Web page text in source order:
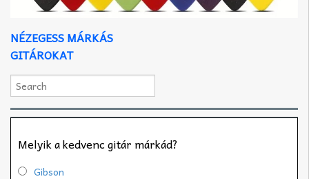
NÉZEGESS MÁRKÁS
GITÁROKAT
Melyik a kedvenc gitár márkád?
Gibson